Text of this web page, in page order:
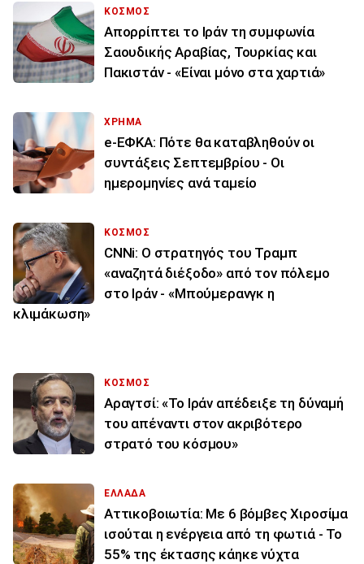
ΚΟΣΜΟΣ
Απορρίπτει το Ιράν τη συμφωνία
Σαουδικής Αραβίας, Τουρκίας και
Πακιστάν - «Είναι μόνο στα χαρτιά»
ΧΡΗΜΑ
e-ΕΦΚΑ: Πότε θα καταβληθούν οι
συντάξεις Σεπτεμβρίου - Οι
ημερομηνίες ανά ταμείο
ΚΟΣΜΟΣ
CNNi: Ο στρατηγός του Τραμπ
«αναζητά διέξοδο» από τον πόλεμο
στο Ιράν - «Μπούμερανγκ η
κλιμάκωση»
ΚΟΣΜΟΣ
Αραγτσί: «Το Ιράν απέδειξε τη δύναμή
του απέναντι στον ακριβότερο
στρατό του κόσμου»
ΕΛΛΑΔΑ
Αττικοβοιωτία: Με 6 βόμβες Χιροσίμα
ισούται η ενέργεια από τη φωτιά - Το
55% της έκτασης κάηκε νύχτα